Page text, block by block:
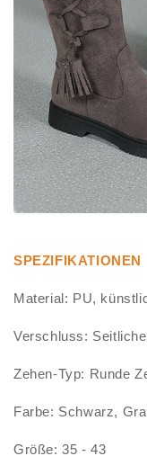
SPEZIFIKATIONEN
Material: PU,
Verschluss:
Zehen-Typ: Runde
Farbe: Schwarz,
Größe: 35 - 43